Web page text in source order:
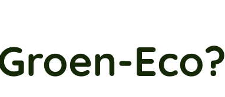
Eco?